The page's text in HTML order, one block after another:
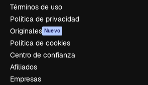
Términos de uso
Política de privacidad
Originales Nuevo
Política de cookies
Centro de confianza
Afiliados
Empresas